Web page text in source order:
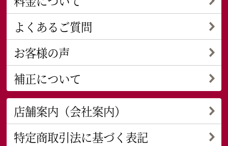
よくあるご質問
お客様の声
補正について
店舗案内（会社案内）
特定商取引法に基づく表記